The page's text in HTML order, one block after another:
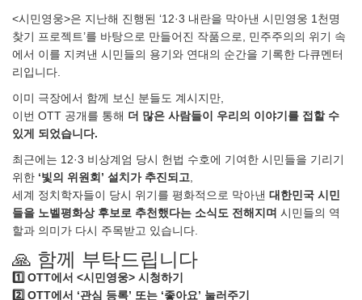
<시민영웅>은 지난해 진행된 ‘12·3 내란을 막아낸 시민영웅 1천명
찾기 프로젝트’를 바탕으로 만들어진 작품으로, 민주주의의 위기 속
에서 이를 지켜낸 시민들의 용기와 연대의 순간을 기록한 다큐멘터
리입니다.
이미 극장에서 함께 보신 분들도 계시지만,
이번 OTT 공개를 통해 더 많은 사람들이 우리의 이야기를 접할 수
있게 되었습니다.
최근에는 12·3 비상계엄 당시 헌법 수호에 기여한 시민들을 기리기
위한 ‘빛의 위원회’ 설치가 추진되고
세계 정치학자들이 당시 위기를 평화적으로 막아낸 대한민국 시민
들을 노벨평화상 후보로 추천했다는 소식도 전해지며 시민들의 역
할과 의미가 다시 주목받고 있습니다.
🙏 함께 부탁드립니다
1️⃣ OTT에서 <시민영웅> 시청하기
2️⃣ OTT에서 ‘관심 등록’ 또는 ‘좋아요’ 눌러주기